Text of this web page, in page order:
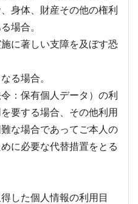
身体、財産その他の権利
場合。
に著しい支障を及ぼす恐
る場合。
：保有個人データ）の利
要する場合、その他利用
な場合であってご本人の
に必要な代替措置をとる
した個人情報の利用目